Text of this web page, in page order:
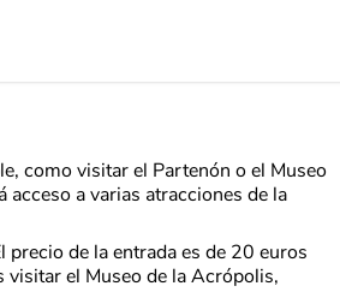
como visitar el Partenón o el Museo
a varias atracciones de la
de la entrada es de 20 euros
visitar el Museo de la Acrópolis,